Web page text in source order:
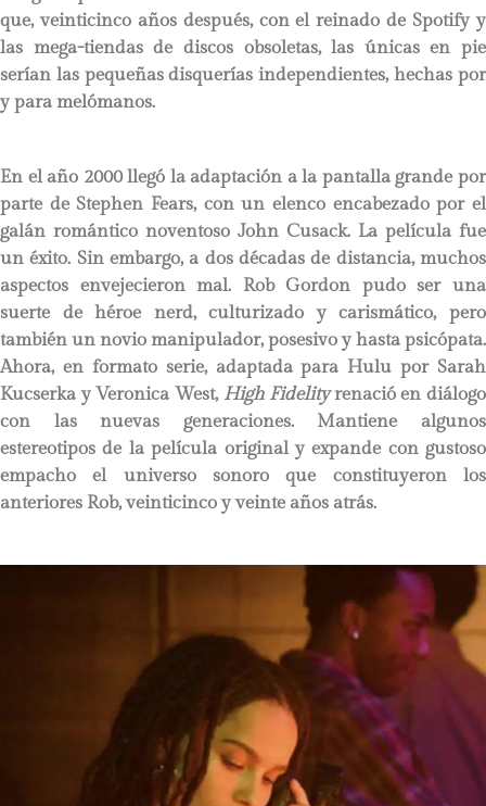
que, veinticinco años después, con el reinado de Spotify y
las mega-tiendas de discos obsoletas, las únicas en pie
serían las pequeñas disquerías independientes, hechas por
y para melómanos.
En el año 2000 llegó la adaptación a la pantalla grande por
parte de Stephen Fears, con un elenco encabezado por el
galán romántico noventoso John Cusack. La película fue
un éxito. Sin embargo, a dos décadas de distancia, muchos
aspectos envejecieron mal. Rob Gordon pudo ser una
suerte de héroe nerd, culturizado y carismático, pero
también un novio manipulador, posesivo y hasta psicópata.
Ahora, en formato serie, adaptada para Hulu por Sarah
Kucserka y Veronica West, High Fidelityrenació en diálogo
con las nuevas generaciones. Mantiene algunos
estereotipos de la película original y expande con gustoso
empacho el universo sonoro que constituyeron los
anteriores Rob, veinticinco y veinte años atrás.